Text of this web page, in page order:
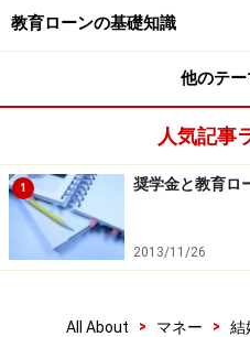
・在学のため必要となる住
・教科書代、教材費、パ
旅行費用、学生の国民年金
※今後1年間に必要となる費
※義務教育期間中の費用は対
※入学資金については、入
可能。
1年間にかかる上記学費等
教育ローンの基礎知識
他のテ
人気記事
1 奨学金と教育ロ
2013/11/26
All About > マネー > 結